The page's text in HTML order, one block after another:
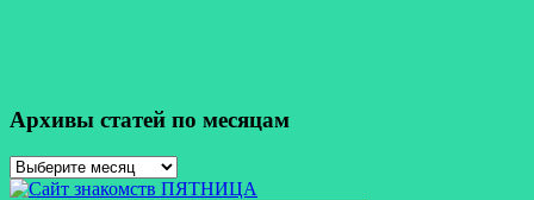
Архивы статей по месяцам
Архивы
статей